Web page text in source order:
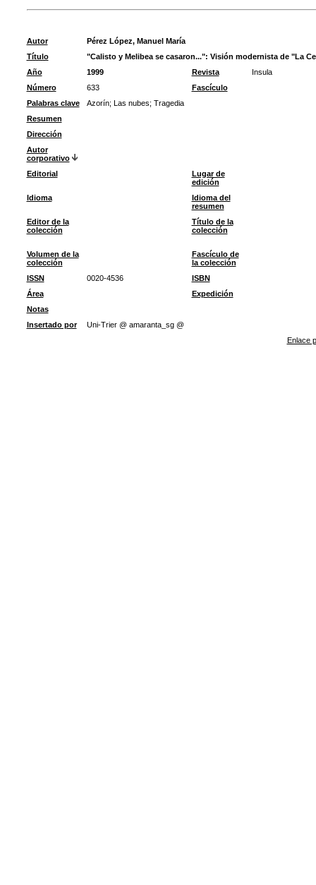
Autor
Pérez López, Manuel María
Título
"Calisto y Melibea se casaron...": Visión modernista de "La
Año
1999 Revista
Insula
Número
633
Fascículo
Palabras clave
Azorín; Las nubes; Tragedia
Resumen
Dirección
Autor
corporativo
Editorial
Lugar de
edición
Idioma
Idioma del
resumen
Editor de la
colección
Título de la
colección
Volumen de la
colección
Fascículo de
la colección
ISSN
0020-4536
ISBN
Área
Expedición
Notas
Insertado por
Uni-Trier @ amaranta_sg @
Enlace